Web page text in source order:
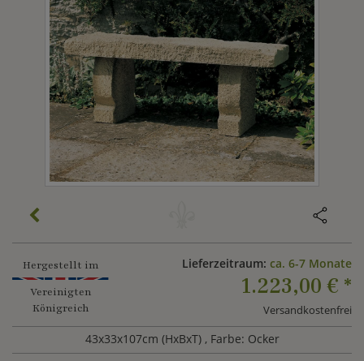
Hergestellt im
Vereinigten
Königreich
Lieferzeitraum: ca. 6-7 Monate
1.223,00 € *
Versandkostenfrei
43x33x107cm (HxBxT) , Farbe: Ocker